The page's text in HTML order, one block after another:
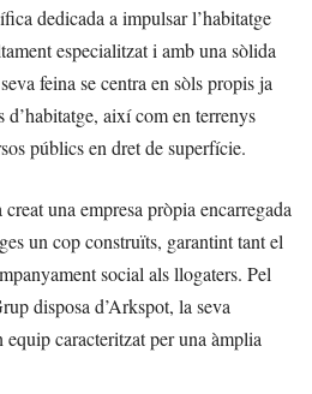
dedicada a impulsar l’habitatge
especialitzat i amb una sòlida
feina se centra en sòls propis ja
així com en terrenys
públics en dret de superfície.
una empresa pròpia encarregada
un cop construïts, garantint tant el
social als llogaters. Pel
disposa d’Arkspot, la seva
caracteritzat per una àmplia